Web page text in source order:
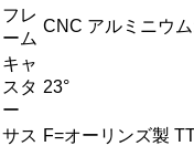
フレ
ーム
CNC アルミニウ
キャ
スタ
ー
23°
サス F=オーリンズ製